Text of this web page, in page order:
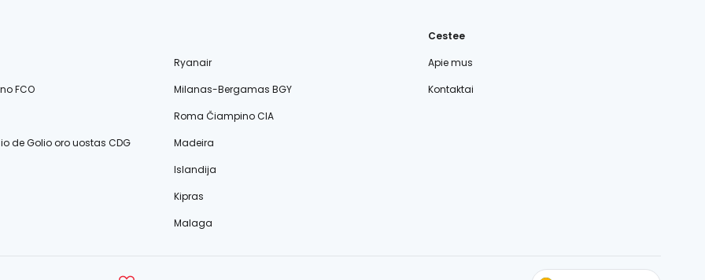
Ryanair
FCO
Milanas-Bergamas BGY
Roma Čiampino CIA
de Golio oro uostas CDG
Madeira
Islandija
Kipras
Malaga
Cestee
Apie mus
Kontaktai
cestee.com